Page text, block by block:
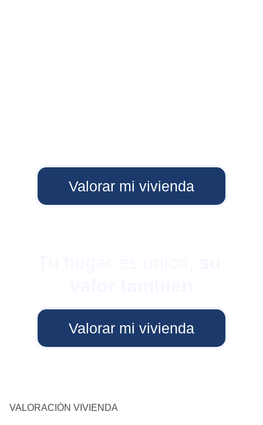
Valorar mi vivienda
Valorar mi vivienda
VALORACIÓN VIVIENDA